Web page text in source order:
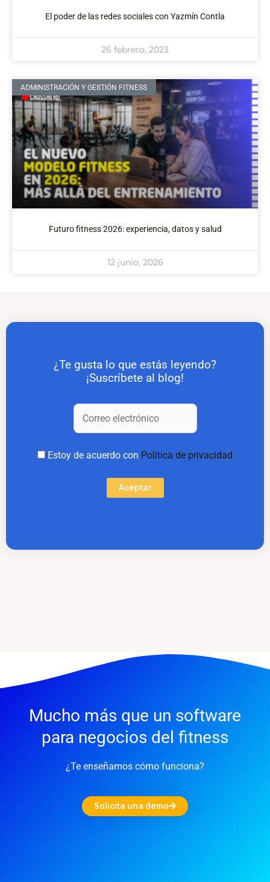
El poder de las redes sociales con Yazmín Contla
26 febrero, 2023
ADMINISTRACIÓN Y GESTIÓN FITNESS
Futuro fitness 2026: experiencia, datos y salud
12 junio, 2026
¿Te gusta lo que estás leyendo?
¡Suscríbete al blog!
Estoy de acuerdo con Política de privacidad
Aceptar
Mucho más que un software
para negocios del fitness
¿Te enseñamos cómo funciona?
Solicita una demo